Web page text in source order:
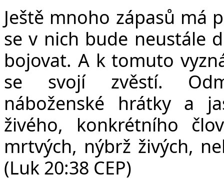
Ještě mnoho zápasů má
se v nich bude neustále
bojovat. A k tomuto
se svojí zvěstí.
náboženské hrátky a
živého, konkrétního
mrtvých, nýbrž živých,
(Luk 20:38 CEP)